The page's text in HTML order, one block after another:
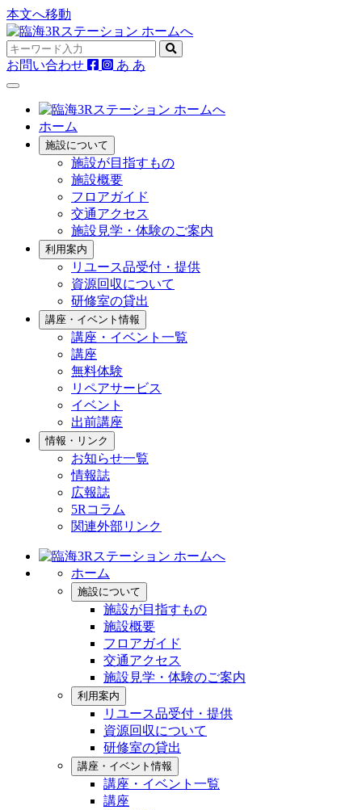
本文へ移動
お問い合わせ あ あ
ホーム
施設について
施設が目指すもの
施設概要
フロアガイド
交通アクセス
施設見学・体験のご案内
利用案内
リユース品受付・提供
資源回収について
研修室の貸出
講座・イベント情報
講座・イベント一覧
講座
無料体験
リペアサービス
イベント
出前講座
情報・リンク
お知らせ一覧
情報誌
広報誌
5Rコラム
関連外部リンク
ホーム
施設について
施設が目指すもの
施設概要
フロアガイド
交通アクセス
施設見学・体験のご案内
利用案内
リユース品受付・提供
資源回収について
研修室の貸出
講座・イベント情報
講座・イベント一覧
講座